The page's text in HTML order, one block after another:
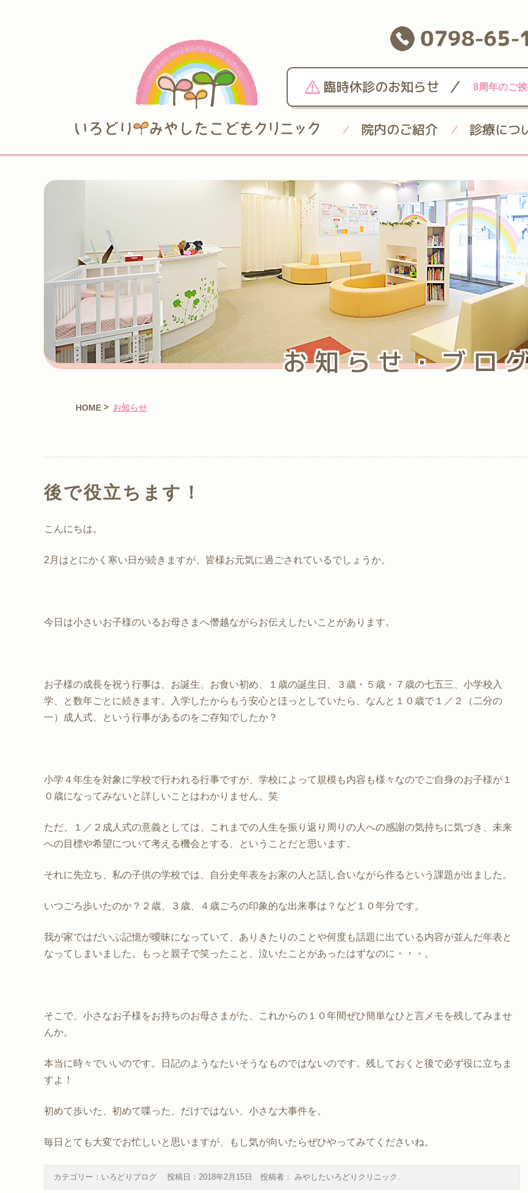
0798-65-
臨時休診のお知らせ / 8周年のご
/ 院内のご紹介 / 診療につ
お知らせ・ブロ
HOME > お知らせ
後で役立ちます！
こんにちは。
2月はとにかく寒い日が続きますが、皆様お元気に過ごされているでしょうか。
今日は小さいお子様のいるお母さまへ僭越ながらお伝えしたいことがあります。
お子様の成長を祝う行事は、お誕生、お食い初め、１歳の誕生日、３歳・５歳・７歳の七五三、小学校入
学、と数年ごとに続きます。入学したからもう安心とほっとしていたら、なんと１０歳で１／２（二分の
一）成人式、という行事があるのをご存知でしたか？
小学４年生を対象に学校で行われる行事ですが、学校によって規模も内容も様々なのでご自身のお子様が１
０歳になってみないと詳しいことはわかりません。笑
ただ、１／２成人式の意義としては、これまでの人生を振り返り周りの人への感謝の気持ちに気づき、未来
への目標や希望について考える機会とする、ということだと思います。
それに先立ち、私の子供の学校では、自分史年表をお家の人と話し合いながら作るという課題が出ました。
いつごろ歩いたのか？２歳、３歳、４歳ごろの印象的な出来事は？など１０年分です。
我が家ではだいぶ記憶が曖昧になっていて、ありきたりのことや何度も話題に出ている内容が並んだ年表と
なってしまいました。もっと親子で笑ったこと、泣いたことがあったはずなのに・・・。
そこで、小さなお子様をお持ちのお母さまがた、これからの１０年間ぜひ簡単なひと言メモを残してみませ
んか。
本当に時々でいいのです。日記のようなたいそうなものではないのです。残しておくと後で必ず役に立ちま
すよ！
初めて歩いた、初めて喋った、だけではない、小さな大事件を。
毎日とても大変でお忙しいと思いますが、もし気が向いたらぜひやってみてくださいね。
カテゴリー： いろどりブログ 投稿日： 2018年2月15日 投稿者： みやしたいろどりクリニック .